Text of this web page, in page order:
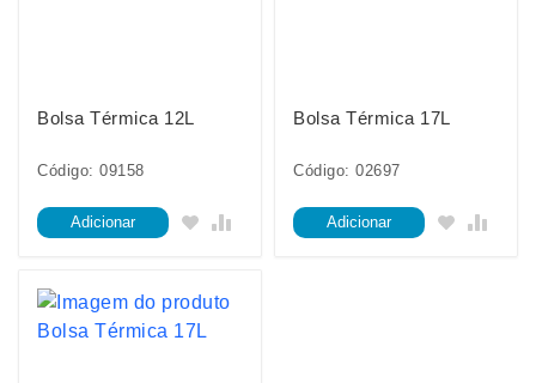
Bolsa Térmica 12L
Código: 09158
Adicionar
Bolsa Térmica 17L
Código: 02697
Adicionar